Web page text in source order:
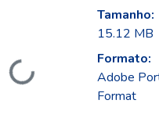
Carregando...
Tamanho:
15.12 MB
Formato:
Adobe
Format